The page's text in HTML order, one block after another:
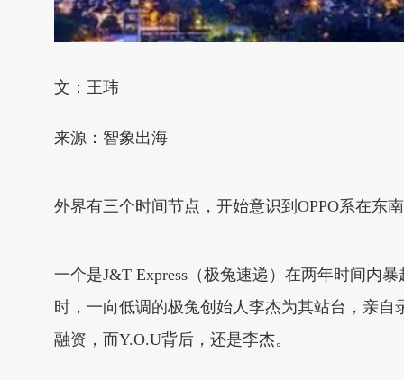
文：王玮
来源：智象出海
外界有三个时间节点，开始意识到OPPO系在东
一个是J&T Express（极兔速递）在两年时间内
时，一向低调的极兔创始人李杰为其站台，亲
融资，而Y.O.U背后，还是李杰。